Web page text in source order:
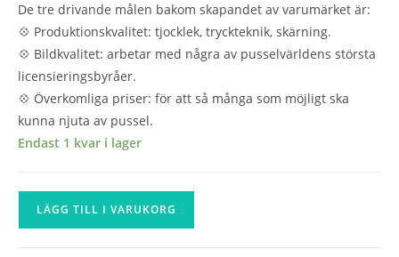
De tre drivande målen bakom skapandet av varumärket är:
💠 Produktionskvalitet: tjocklek, tryckteknik, skärning.
💠 Bildkvalitet: arbetar med några av pusselvärldens största
licensieringsbyråer.
💠 Överkomliga priser: för att så många som möjligt ska
kunna njuta av pussel.
Endast 1 kvar i lager
Bluebird
LÄGG TILL I VARUKORG